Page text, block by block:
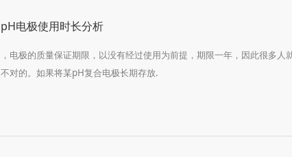
pH电极使用时长分析
，电极的质量保证期限，以没有经过使用为前提，期限一年，因此很多
不对的。如果将某pH复合电极长期存放.